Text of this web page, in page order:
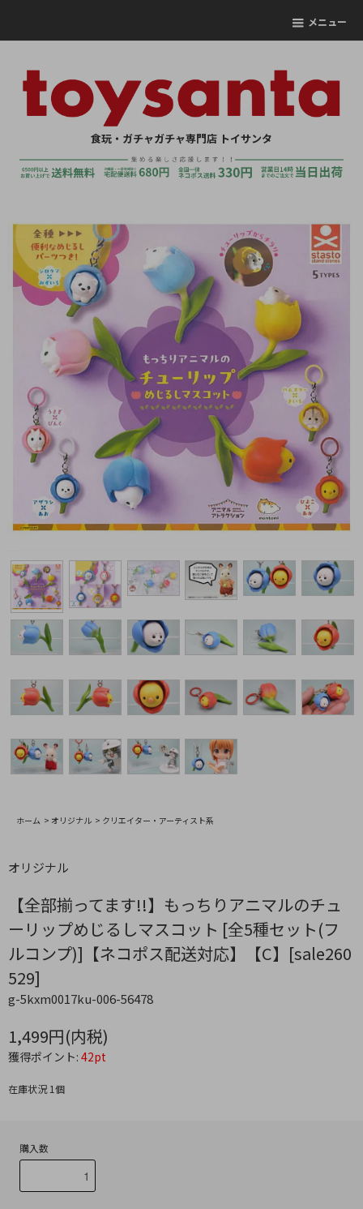
メニュー
食玩・ガチャガチャ専門店 トイサンタ
ホーム > オリジナル > クリエイター・アーティスト系
オリジナル
【全部揃ってます!!】もっちりアニマルのチュ
ーリップめじるしマスコット [全5種セット(フ
ルコンプ)]【ネコポス配送対応】【C】[sale260
529]
g-5kxm0017ku-006-56478
1,499円(内税)
獲得ポイント: 42pt
在庫状況 1個
購入数